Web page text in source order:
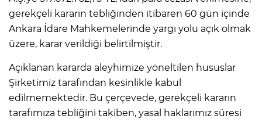
gerekçeli kararın tebliğinden itibaren 60 gün içinde
Ankara İdare Mahkemelerinde yargı yolu açık olmak
üzere, karar verildiği belirtilmiştir.
Açıklanan kararda aleyhimize yöneltilen hususlar
Şirketimiz tarafından kesinlikle kabul
edilmemektedir. Bu çerçevede, gerekçeli kararın
tarafımıza tebliğini takiben, yasal haklarımız süresi